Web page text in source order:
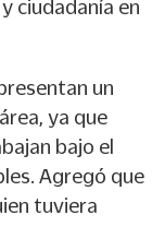
ciudadanía en
un
ya que
bajo el
Agregó que
tuviera